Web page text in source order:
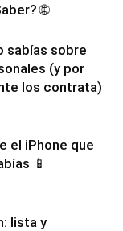
🌐
sabías sobre
(y por
los contrata)
el iPhone que
📱
lista y